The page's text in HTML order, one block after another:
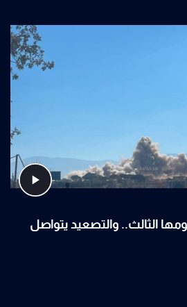
الثالث.. والتصعيد يتواصل